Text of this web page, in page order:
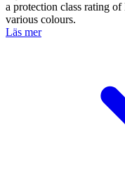
a protection class rating
various colours.
Läs mer